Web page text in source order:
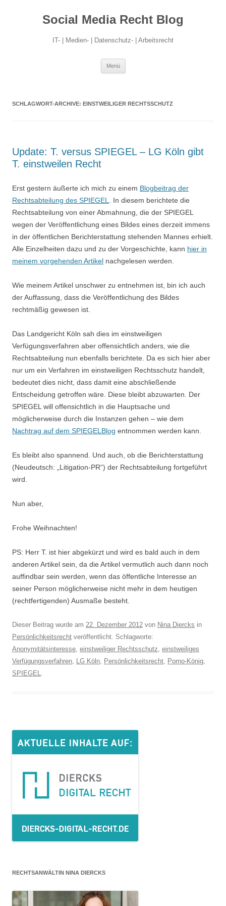
Social Media Recht Blog
IT- | Medien- | Datenschutz- | Arbeitsrecht
Menü
SCHLAGWORT-ARCHIVE: EINSTWEILIGER RECHTSSCHUTZ
Update: T. versus SPIEGEL – LG Köln gibt
T. einstweilen Recht
Erst gestern äußerte ich mich zu einem Blogbeitrag der
Rechtsabteilung des SPIEGEL
. In diesem berichtete die
Rechtsabteilung von einer Abmahnung, die der SPIEGEL
wegen der Veröffentlichung eines Bildes eines derzeit immens
in der öffentlichen Berichterstattung stehenden Mannes erhielt.
Alle Einzelheiten dazu und zu der Vorgeschichte, kann hier in
meinem vorgehenden Artikel nachgelesen werden.
Wie meinem Artikel unschwer zu entnehmen ist, bin ich auch
der Auffassung, dass die Veröffentlichung des Bildes
rechtmäßig gewesen ist.
Das Landgericht Köln sah dies im einstweiligen
Verfügungsverfahren aber offensichtlich anders, wie die
Rechtsabteilung nun ebenfalls berichtete. Da es sich hier aber
nur um ein Verfahren im einstweiligen Rechtsschutz handelt,
bedeutet dies nicht, dass damit eine abschließende
Entscheidung getroffen wäre. Diese bleibt abzuwarten. Der
SPIEGEL will offensichtlich in die Hauptsache und
möglicherweise durch die Instanzen gehen – wie dem
Nachtrag auf dem SPIEGELBlog entnommen werden kann.
Es bleibt also spannend. Und auch, ob die Berichterstattung
(Neudeutsch: „Litigation-PR“) der Rechtsabteilung fortgeführt
wird.
Nun aber,
Frohe Weihnachten!
PS: Herr T. ist hier abgekürzt und wird es bald auch in dem
anderen Artikel sein, da die Artikel vermutlich auch dann noch
auffindbar sein werden, wenn das öffentliche Interesse an
seiner Person möglicherweise nicht mehr in dem heutigen
(rechtfertigenden) Ausmaße besteht.
Dieser Beitrag wurde am 22. Dezember 2012 von Nina Diercks in
Persönlichkeitsrecht veröffentlicht. Schlagworte:
Anonymitätsinteresse, einstweiliger Rechtsschutz, einstweiliges
Verfügungsverfahren, LG Köln, Persönlichkeitsrecht, Porno-König,
SPIEGEL.
RECHTSANWÄLTIN NINA DIERCKS